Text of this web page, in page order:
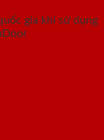
gia khi sử dụng